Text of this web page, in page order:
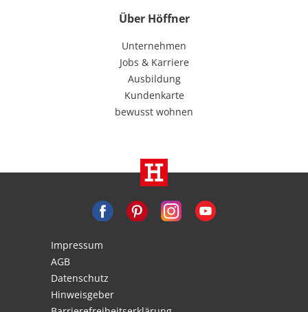
Über Höffner
Unternehmen
Jobs & Karriere
Ausbildung
Kundenkarte
bewusst wohnen
Impressum
AGB
Datenschutz
Hinweisgeber